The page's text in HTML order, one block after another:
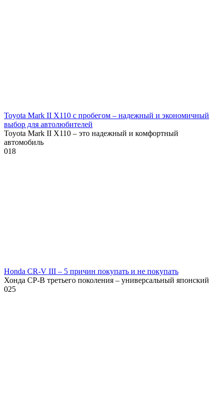
Toyota Mark II X110 с пробегом – надежный и экономичный
выбор для автолюбителей
Toyota Mark II X110 – это надежный и комфортный
автомобиль
018
Honda CR-V III – 5 причин покупать и не покупать
Хонда СР-В третьего поколения – универсальный японский
025